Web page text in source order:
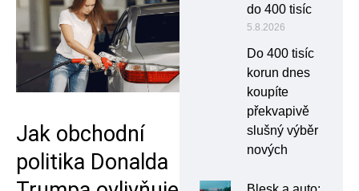
Jak obchodní
politika Donalda
do 400 tisíc
5.8.2026
Do 400 tisíc
korun dnes
koupíte
překvapivě
slušný výběr
nových